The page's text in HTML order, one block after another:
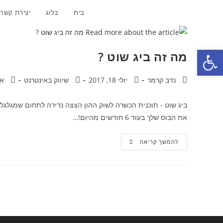
פתח סרגל נגישות
בית בלוג יצירת קשר
מה זה ביג שוט ?
מחבר:נדב קרמר פורסם:
יולי 18, 2017 קטגוריה:
שיווק באינטרנט
את הבוס שלך בעוד 6 חודשים מהיום!…
להמשך קריאהמה
זה